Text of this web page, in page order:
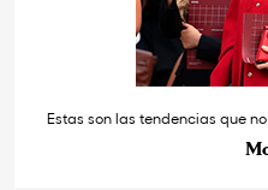
Estas son las tendencias que